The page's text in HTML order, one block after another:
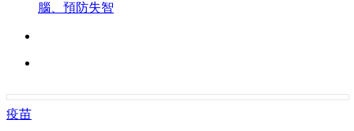
腦、預防失智
疫苗